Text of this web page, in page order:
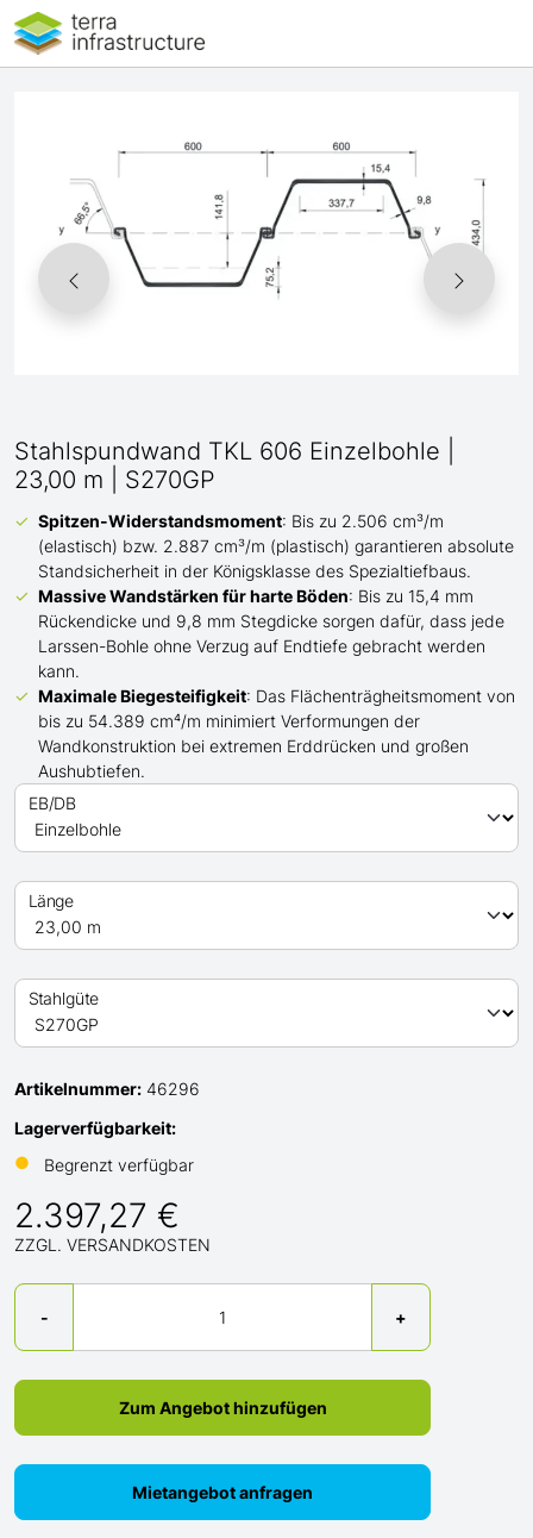
Stahlspundwand TKL 606 Einzelbohle |
23,00 m | S270GP
Spitzen-Widerstandsmoment: Bis zu 2.506 cm³/m
(elastisch) bzw. 2.887 cm³/m (plastisch) garantieren absolute
Standsicherheit in der Königsklasse des Spezialtiefbaus.
Massive Wandstärken für harte Böden: Bis zu 15,4 mm
Rückendicke und 9,8 mm Stegdicke sorgen dafür, dass jede
Larssen-Bohle ohne Verzug auf Endtiefe gebracht werden
kann.
Maximale Biegesteifigkeit: Das Flächenträgheitsmoment von
bis zu 54.389 cm⁴/m minimiert Verformungen der
Wandkonstruktion bei extremen Erddrücken und großen
Aushubtiefen.
EB/DB
Länge
Stahlgüte
Artikelnummer: 46296
Lagerverfügbarkeit:
●
Begrenzt verfügbar
2.397,27 €
ZZGL. VERSANDKOSTEN
-
Menge
+
Zum Angebot hinzufügen
Mietangebot anfragen